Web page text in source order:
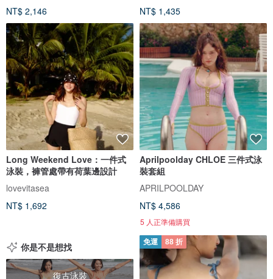
NT$ 2,146
NT$ 1,435
Long Weekend Love：一件式
泳裝，褲管處帶有荷葉邊設計
lovevitasea
NT$ 1,692
Aprilpoolday CHLOE 三件式泳
裝套組
APRILPOOLDAY
NT$ 4,586
5 人正準備購買
你是不是想找
復古泳裝
免運 88 折